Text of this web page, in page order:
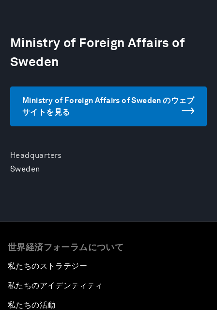
Headquarters
Sweden
Ministry of Foreign Affairs of
Sweden
Ministry of Foreign Affairs of Sweden のウェブ
サイトを見る
世界経済フォーラムについて
私たちのストラテジー
私たちのアイデンティティ
私たちの活動